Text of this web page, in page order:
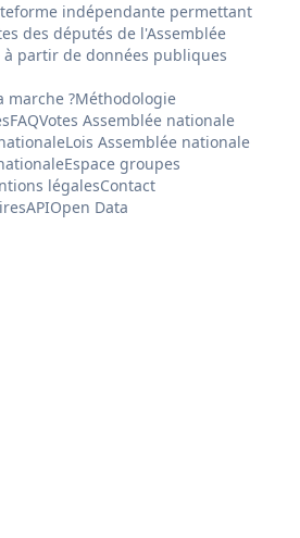
indépendante permettant
des députés de l'Assemblée
partir de données publiques
marche ?Méthodologie
FAQVotes Assemblée nationale
Lois Assemblée nationale
Espace groupes
légalesContact
APIOpen Data